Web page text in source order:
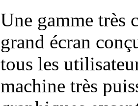
Une gamme très
grand écran
tous les
machine très